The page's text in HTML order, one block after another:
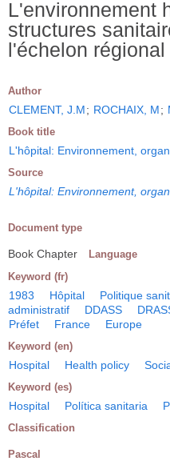
L'environnement
structures
l'échelon
Author
CLEMENT, J.M; ROCHAIX, M;
Book title
L'hôpital: Environnement,
Source
L'hôpital: Environnement,
Document type
Book Chapter Language
Keyword (fr)
1983 Hôpital Politique
administratif
DDASS
Préfet
France Europe
Keyword (en)
Hospital Health policy
Keyword (es)
Hospital Política sanitaria
Classification
Pascal